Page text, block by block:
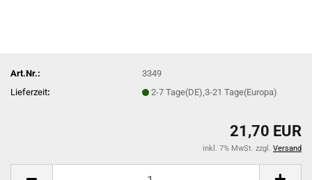
Art.Nr.:
3349
Lieferzeit: 2-7 Tage(DE),3-21 Tage(Europa)
21,70 EUR
inkl. 7% MwSt. zzgl. Versand